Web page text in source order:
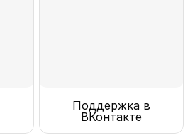
Поддержка в
ВКонтакте